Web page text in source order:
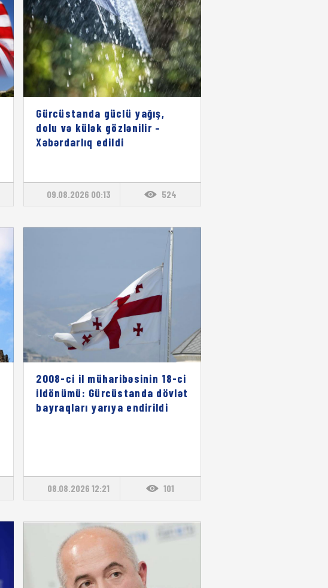
Gürcüstanda güclü yağış,
dolu və külək gözlənilir –
Xəbərdarlıq edildi
09.08.2026 00:13 524
2008-ci il müharibəsinin 18-ci
ildönümü: Gürcüstanda dövlət
bayraqları yarıya endirildi
08.08.2026 12:21 101